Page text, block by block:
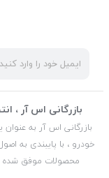
بازرگانی اس آر ،
بازرگانی اس آر به
خودرو ، با پایبندی به
محصولات موفق شده